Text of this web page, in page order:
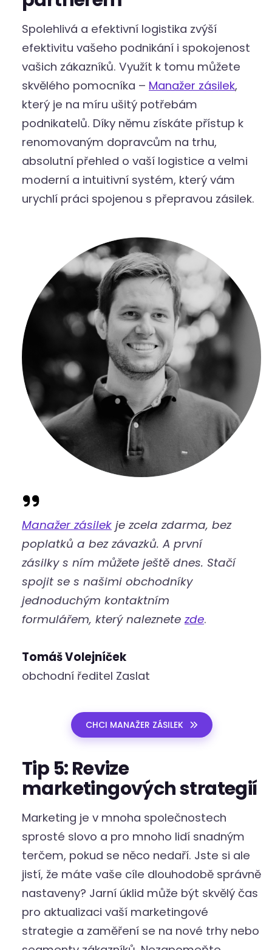
Spolehlivá a efektivní logistika zvýší
efektivitu vašeho podnikání i spokojenost
vašich zákazníků. Využít k tomu můžete
skvělého pomocníka – Manažer zásilek,
který je na míru ušitý potřebám
podnikatelů. Díky němu získáte přístup k
renomovaným dopravcům na trhu,
absolutní přehled o vaší logistice a velmi
moderní a intuitivní systém, který vám
urychlí práci spojenou s přepravou zásilek.
Manažer zásilek je zcela zdarma, bez
poplatků a bez závazků. A první
zásilky s ním můžete ještě dnes. Stačí
spojit se s našimi obchodníky
jednoduchým kontaktním
formulářem, který naleznete zde.
Tomáš Volejníček
obchodní ředitel Zaslat
CHCI MANAŽER ZÁSILEK
Tip 5: Revize
marketingových strategií
Marketing je v mnoha společnostech
sprosté slovo a pro mnoho lidí snadným
terčem, pokud se něco nedaří. Jste si ale
jistí, že máte vaše cíle dlouhodobě správně
nastaveny? Jarní úklid může být skvělý čas
pro aktualizaci vaší marketingové
strategie a zaměření se na nové trhy nebo